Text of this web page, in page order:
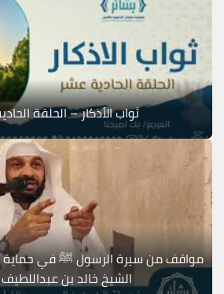
ثواب الأذكار – الحلقة
مواقف من سيرة الرسول ﷺ في حماية
الشيخ خالد بن